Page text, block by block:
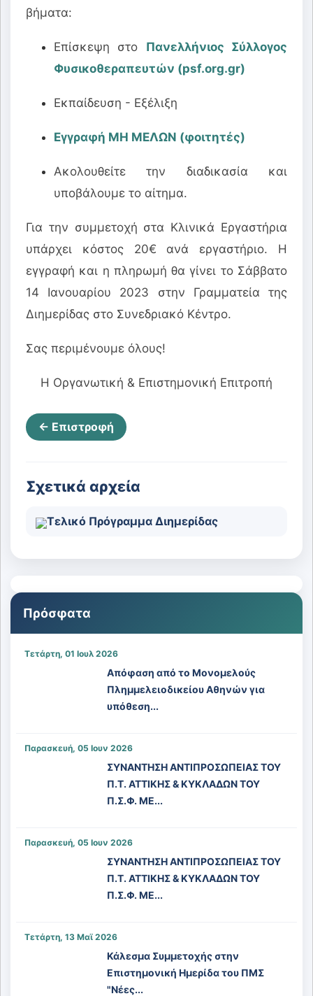
βήματα:
Επίσκεψη στο Πανελλήνιος Σύλλογος
Φυσικοθεραπευτών (psf.org.gr)
Εκπαίδευση - Εξέλιξη
Εγγραφή ΜΗ ΜΕΛΩΝ (φοιτητές)
Ακολουθείτε την διαδικασία και
υποβάλουμε το αίτημα.
Για την συμμετοχή στα Κλινικά Εργαστήρια
υπάρχει κόστος 20€ ανά εργαστήριο. Η
εγγραφή και η πληρωμή θα γίνει το Σάββατο
14 Ιανουαρίου 2023 στην Γραμματεία της
Διημερίδας στο Συνεδριακό Κέντρο.
Σας περιμένουμε όλους!
Η Οργανωτική & Επιστημονική Επιτροπή
← Επιστροφή
Σχετικά αρχεία
Τελικό Πρόγραμμα Διημερίδας
Πρόσφατα
Τετάρτη, 01 Ιουλ 2026
Απόφαση από το Μονομελούς
Πλημμελειοδικείου Αθηνών για
υπόθεση...
Παρασκευή, 05 Ιουν 2026
ΣΥΝΑΝΤΗΣΗ ΑΝΤΙΠΡΟΣΩΠΕΙΑΣ ΤΟΥ
Π.Τ. ΑΤΤΙΚΗΣ & ΚΥΚΛΑΔΩΝ ΤΟΥ
Π.Σ.Φ. ΜΕ...
Παρασκευή, 05 Ιουν 2026
ΣΥΝΑΝΤΗΣΗ ΑΝΤΙΠΡΟΣΩΠΕΙΑΣ ΤΟΥ
Π.Τ. ΑΤΤΙΚΗΣ & ΚΥΚΛΑΔΩΝ ΤΟΥ
Π.Σ.Φ. ΜΕ...
Τετάρτη, 13 Μαϊ 2026
Κάλεσμα Συμμετοχής στην
Επιστημονική Ημερίδα του ΠΜΣ
"Νέες...